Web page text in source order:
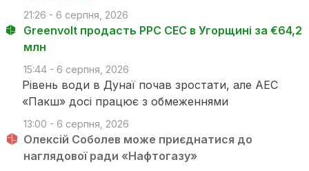
21:26 - 6 серпня, 2026
Greenvolt продасть PPC СЕС в Угорщині за €64,2
млн
15:44 - 6 серпня, 2026
Рівень води в Дунаї почав зростати, але АЕС
«Пакш» досі працює з обмеженнями
13:00 - 6 серпня, 2026
Олексій Соболев може приєднатися до
наглядової ради «Нафтогазу»